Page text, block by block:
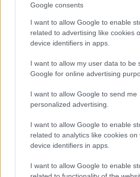
Google consents
I want to allow Google to enable
related to advertising like cookies
device identifiers in apps.
I want to allow my user data to be
Google for online advertising
I want to allow Google to send me
personalized advertising.
I want to allow Google to enable
related to analytics like cookies on
device identifiers in apps.
I want to allow Google to enable
Εγχειρίδιο on line,
Δικαίωμα συμμετοχής
όλα τα Ενήλικα Στελέχη που
προσωπικό πλάνο
απογραφεί οι ίδιοι και τα
σύμφωνα με τα
ολοκληρώσει τον Κύκλο